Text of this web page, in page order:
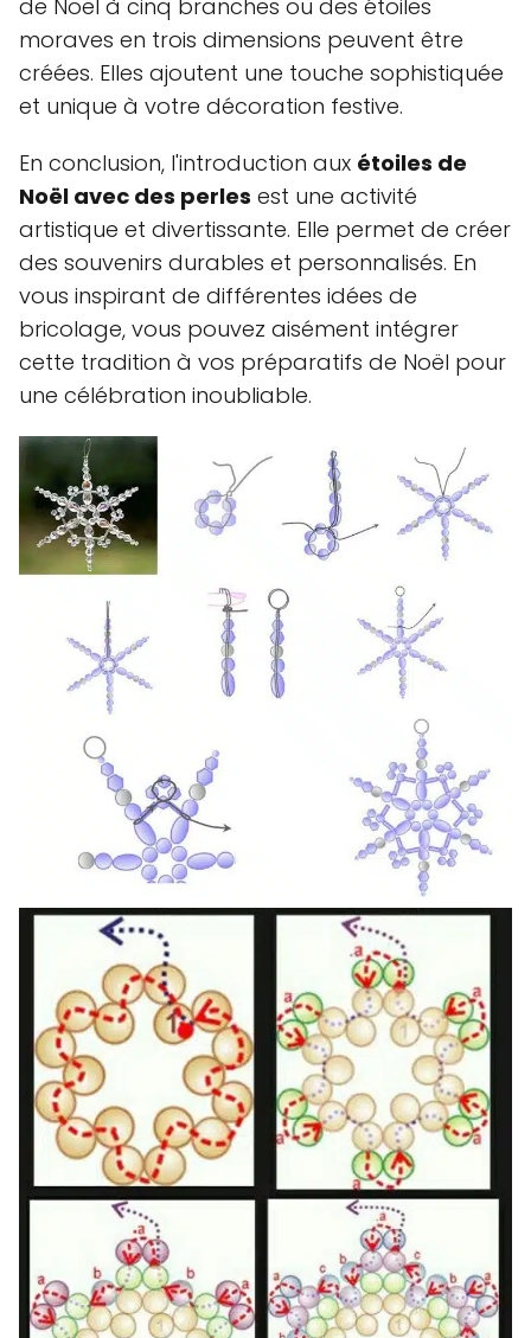
de Noël à cinq branches ou des étoiles
moraves en trois dimensions peuvent être
créées. Elles ajoutent une touche sophistiquée
et unique à votre décoration festive.
En conclusion, l'introduction aux étoiles de
Noël avec des perles est une activité
artistique et divertissante. Elle permet de créer
des souvenirs durables et personnalisés. En
vous inspirant de différentes idées de
bricolage, vous pouvez aisément intégrer
cette tradition à vos préparatifs de Noël pour
une célébration inoubliable.